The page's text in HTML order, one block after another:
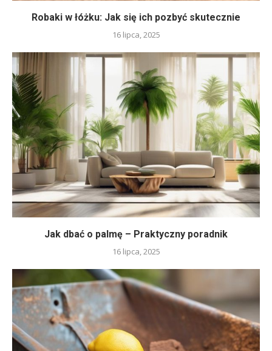
Robaki w łóżku: Jak się ich pozbyć skutecznie
16 lipca, 2025
Jak dbać o palmę – Praktyczny poradnik
16 lipca, 2025